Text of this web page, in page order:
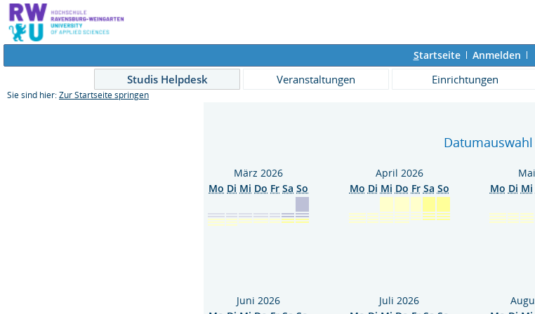
Startseite Anmelden
Studis Helpdesk Veranstaltungen Einrichtungen
Sie sind hier: Zur Startseite springen
März 2026
Mo Di Mi Do Fr Sa So
April 2026
Mo Di Mi Do Fr Sa So
Mo Di Mi
Juni 2026
Juli 2026